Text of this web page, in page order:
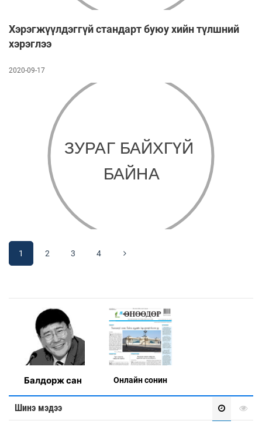
Хэрэгжүүлдэггүй стандарт буюу хийн түлшний
хэрэглээ
2020-09-17
1 2 3 4
Балдорж сан Онлaйн сонин
Шинэ мэдээ